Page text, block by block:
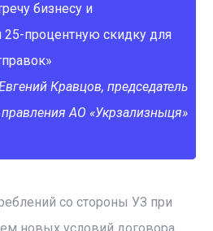
бизнесу и
25-процентную скидку для
Кравцов, председатель
правления АО «Укрзализныця»
со стороны УЗ при